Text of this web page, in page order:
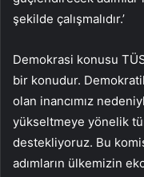
şekilde çalışmalıdır.’
Demokrasi konusu
bir konudur.
olan inancımız
yükseltmeye yönelik
destekliyoruz. Bu
adımların ülkemizin